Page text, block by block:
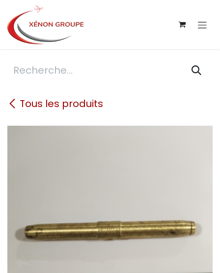
Se rendre au contenu
Tous les produits